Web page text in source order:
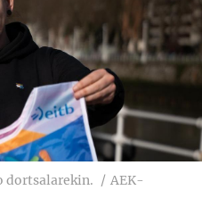
dortsalarekin.
AEK-